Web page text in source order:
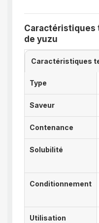
Caractéristiques
de yuzu
Caractéristiques
Type
Saveur
Contenance
Solubilité
Conditionnement
Utilisation